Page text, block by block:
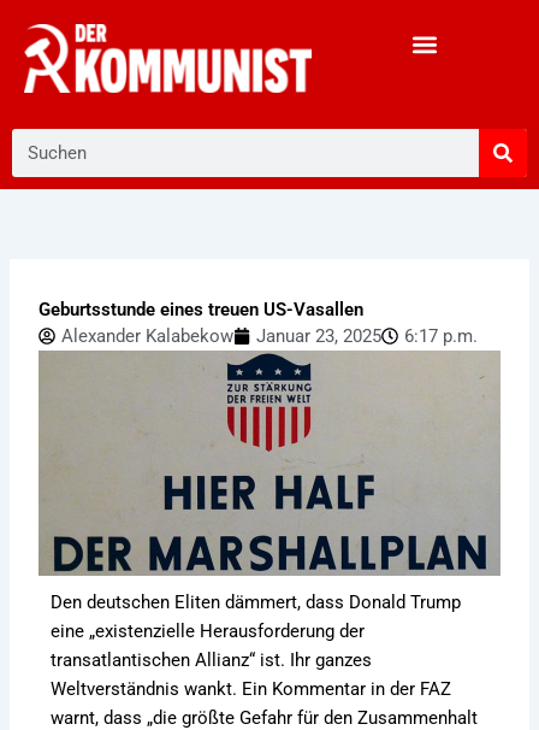
Inhalt
springen
Geburtsstunde eines treuen US-Vasallen
Alexander Kalabekow
Januar 23, 2025 6:17 p.m.
Den deutschen Eliten dämmert, dass Donald Trump
eine „existenzielle Herausforderung der
transatlantischen Allianz“ ist. Ihr ganzes
Weltverständnis wankt. Ein Kommentar in der FAZ
warnt, dass „die größte Gefahr für den Zusammenhalt